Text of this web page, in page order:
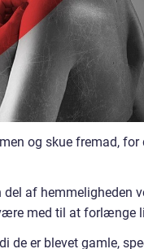
og skue fremad, for
af hemmeligheden
med til at forlænge
de er blevet gamle,